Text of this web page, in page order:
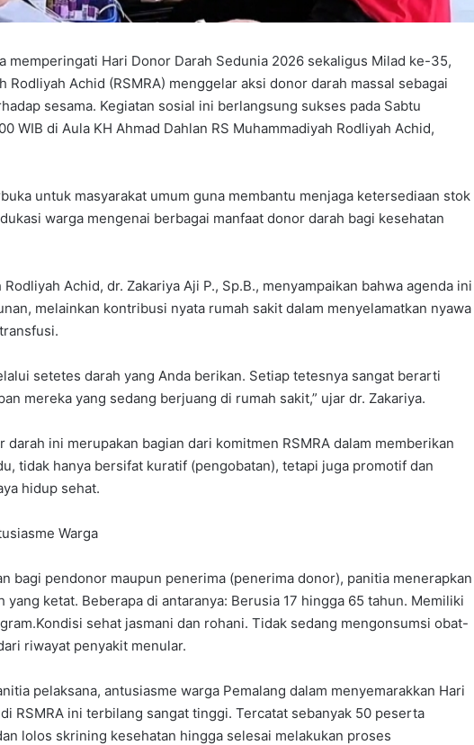
memperingati Hari Donor Darah Sedunia 2026 sekaligus Milad ke-35,
Rodliyah Achid (RSMRA) menggelar aksi donor darah massal sebagai
sesama. Kegiatan sosial ini berlangsung sukses pada Sabtu
WIB di Aula KH Ahmad Dahlan RS Muhammadiyah Rodliyah Achid,
untuk masyarakat umum guna membantu menjaga ketersediaan stok
warga mengenai berbagai manfaat donor darah bagi kesehatan
Achid, dr. Zakariya Aji P., Sp.B., menyampaikan bahwa agenda ini
melainkan kontribusi nyata rumah sakit dalam menyelamatkan nyawa
setetes darah yang Anda berikan. Setiap tetesnya sangat berarti
mereka yang sedang berjuang di rumah sakit,” ujar dr. Zakariya.
darah ini merupakan bagian dari komitmen RSMRA dalam memberikan
tidak hanya bersifat kuratif (pengobatan), tetapi juga promotif dan
hidup sehat.​
Warga
bagi pendonor maupun penerima (penerima donor), panitia menerapkan
yang ketat. Beberapa di antaranya: ​Berusia 17 hingga 65 tahun.​ Memiliki
sehat jasmani dan rohani.​ Tidak sedang mengonsumsi obat-
riwayat penyakit menular.​
pelaksana, antusiasme warga Pemalang dalam menyemarakkan Hari
RSMRA ini terbilang sangat tinggi. Tercatat sebanyak 50 peserta
lolos skrining kesehatan hingga selesai melakukan proses